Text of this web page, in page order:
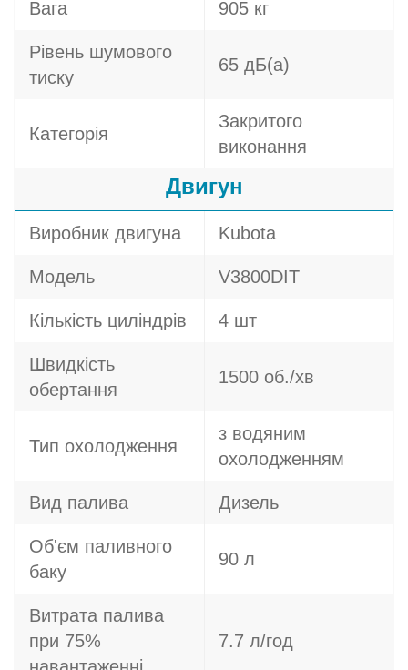
Вага 905 кг
Рівень шумового
тиску
65 дБ(а)
Категорія
Закритого
виконання
Двигун
Виробник двигуна Kubota
Модель V3800DIT
Кількість циліндрів 4 шт
Швидкість
обертання
1500 об./хв
Тип охолодження
з водяним
охолодженням
Вид палива Дизель
Об'єм паливного
баку
90 л
Витрата палива
при 75%
7.7 л/год